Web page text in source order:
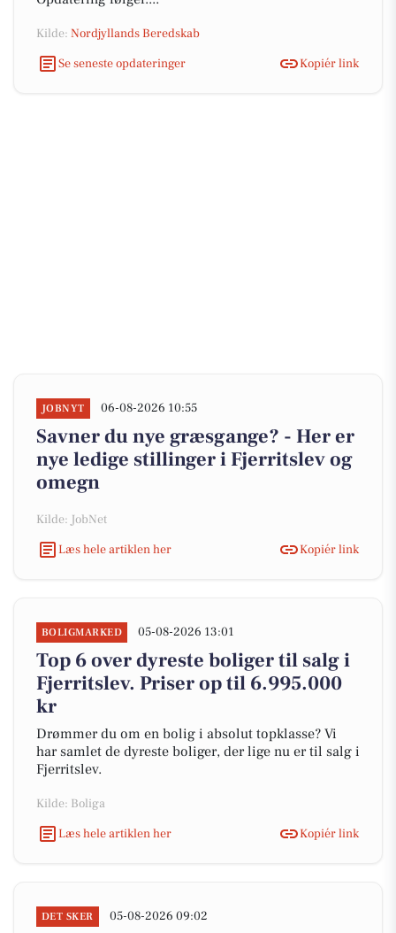
Kilde: Nordjyllands Beredskab
Se seneste opdateringer
Kopiér link
JOBNYT 06-08-2026 10:55
Savner du nye græsgange? - Her er
nye ledige stillinger i Fjerritslev og
omegn
Kilde: JobNet
Læs hele artiklen her
Kopiér link
BOLIGMARKED 05-08-2026 13:01
Top 6 over dyreste boliger til salg i
Fjerritslev. Priser op til 6.995.000
kr
Drømmer du om en bolig i absolut topklasse? Vi
har samlet de dyreste boliger, der lige nu er til salg i
Fjerritslev.
Kilde: Boliga
Læs hele artiklen her
Kopiér link
DET SKER 05-08-2026 09:02